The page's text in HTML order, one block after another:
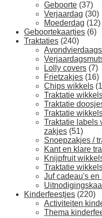
Geboorte (37)
Verjaardag (30)
Moederdag (12)
Geboortekaartjes (6)
Traktaties (240)
Lolly covers (7)
Frietzakjes (16)
Chips wikkels
Traktatie
Traktatie
Traktatie
Traktatie labels
zakjes (51)
Snoepzakjes /
Kant en klare
Knijpfruit
Traktatie
Juf cadeau's en
Kinderfeestjes (220)
Activiteiten
Thema